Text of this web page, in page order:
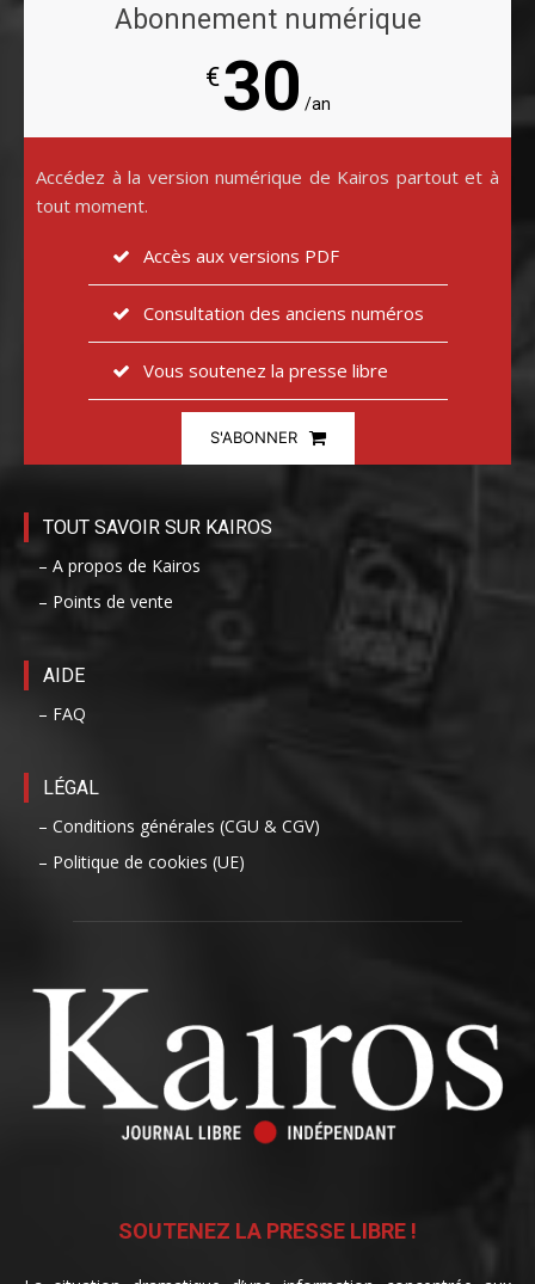
Abonnement numérique
€30 /an
Accédez à la version numérique de Kairos partout et à
tout moment.
Accès aux versions PDF
Consultation des anciens numéros
Vous soutenez la presse libre
S'ABONNER
TOUT SAVOIR SUR KAIROS
– A propos de Kairos
– Points de vente
AIDE
– FAQ
LÉGAL
– Conditions générales (CGU & CGV)
– Politique de cookies (UE)
SOUTENEZ LA PRESSE LIBRE !